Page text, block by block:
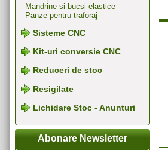
Mandrine si bucsi elastice
Panze pentru traforaj
Sisteme CNC
Kit-uri conversie CNC
Reduceri de stoc
Resigilate
Lichidare Stoc - Anunturi
Abonare Newsletter